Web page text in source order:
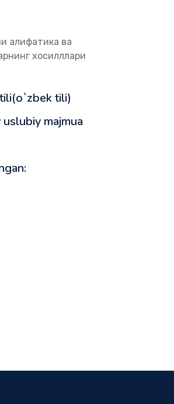
алифатика ва
хосилллари
tili)
uslubiy majmua